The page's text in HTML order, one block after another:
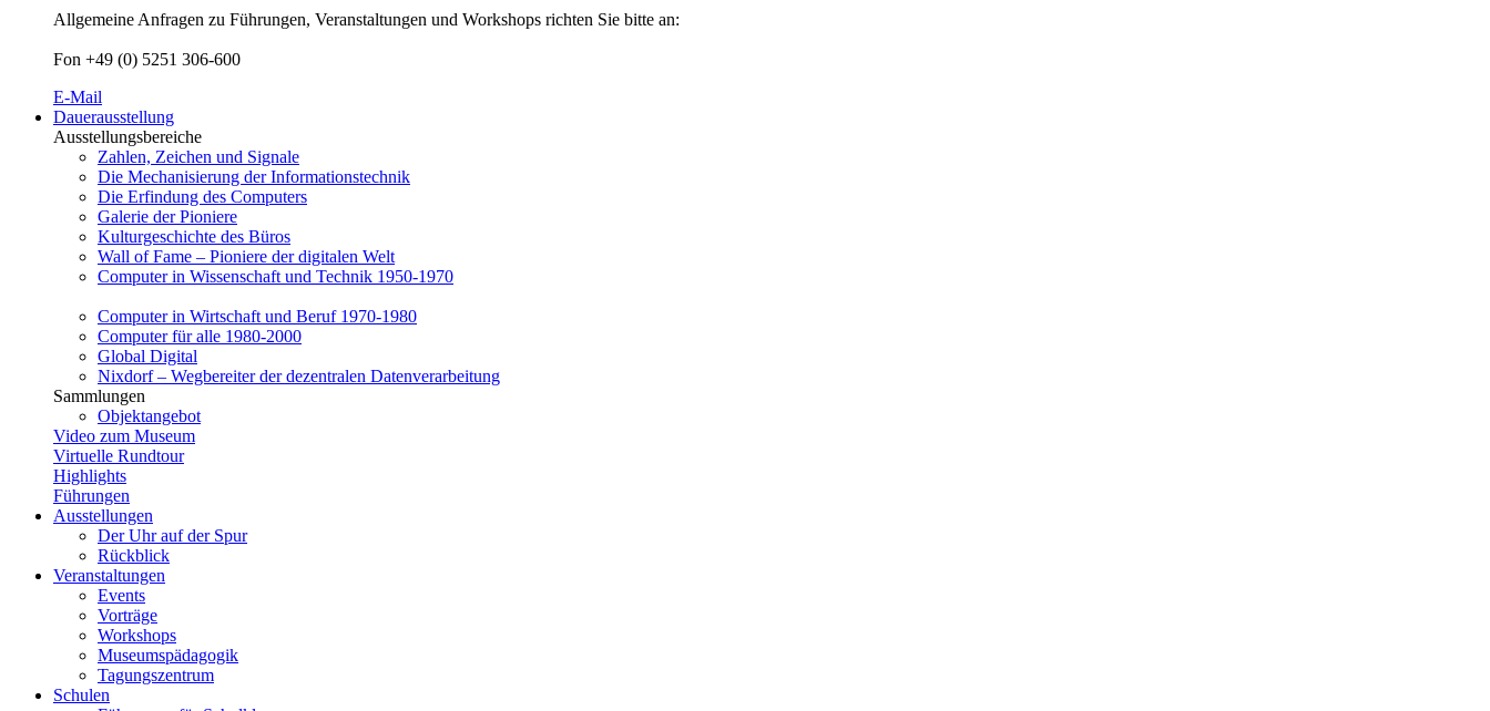
Allgemeine Anfragen zu Führungen, Veranstaltungen und Workshops richten Sie bitte an:
Fon +49 (0) 5251 306-600
E-Mail
Dauerausstellung
Ausstellungsbereiche
Zahlen, Zeichen und Signale
Die Mechanisierung der Informationstechnik
Die Erfindung des Computers
Galerie der Pioniere
Kulturgeschichte des Büros
Wall of Fame – Pioniere der digitalen Welt
Computer in Wissenschaft und Technik 1950-1970
Computer in Wirtschaft und Beruf 1970-1980
Computer für alle 1980-2000
Global Digital
Nixdorf – Wegbereiter der dezentralen Datenverarbeitung
Sammlungen
Objektangebot
Video zum Museum
Virtuelle Rundtour
Highlights
Führungen
Ausstellungen
Der Uhr auf der Spur
Rückblick
Veranstaltungen
Events
Vorträge
Workshops
Museumspädagogik
Tagungszentrum
Schulen